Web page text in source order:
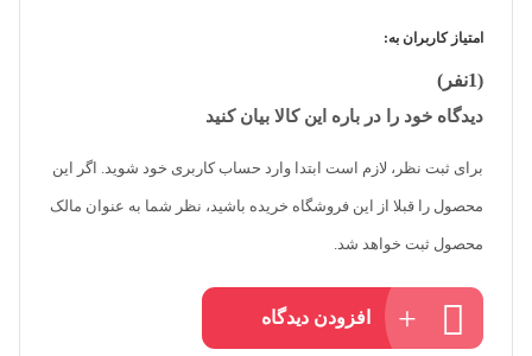
امتیاز کاربران به:
(1نفر)
دیدگاه خود را در باره این کالا بیان کنید
برای ثبت نظر، لازم است ابتدا وارد حساب کاربری خود شوید. اگر این
محصول را قبلا از این فروشگاه خریده باشید، نظر شما به عنوان مالک
محصول ثبت خواهد شد.
افزودن دیدگاه